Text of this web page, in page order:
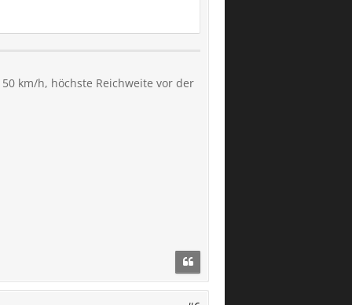
km/h, höchste Reichweite vor der